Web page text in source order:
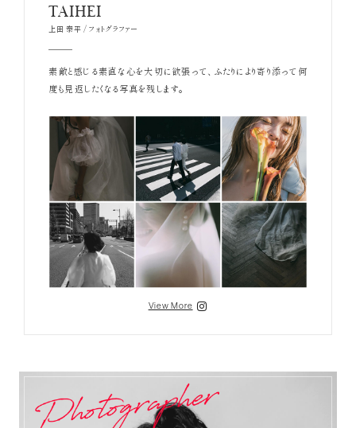
TAIHEI
上田 泰平 / フォトグラファー
素敵と感じる素直な心を大切に欲張って、
ふたりにより寄り添って何
度も見返したくなる写真を残します。
View More